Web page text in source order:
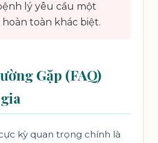
lý yêu cầu một
toàn khác biệt.
Gặp (FAQ)
kỳ quan trọng chính là